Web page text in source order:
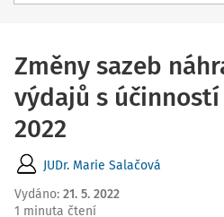
Změny sazeb
výdajů s
2022
JUDr. Marie Salačová
Vydáno: 21. 5. 2022
1 minuta čtení